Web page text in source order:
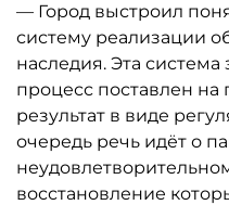
— Город выстроил
систему реализации
наследия. Эта система
процесс поставлен
результат в виде
очередь речь идёт о
восстановление